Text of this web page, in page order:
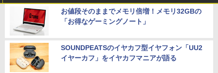
お値段そのままでメモリ倍増！メモリ32GBの
「お得なゲーミングノート」
SOUNDPEATSのイヤカフ型イヤフォン「UU2
イヤーカフ」をイヤカフマニアが語る